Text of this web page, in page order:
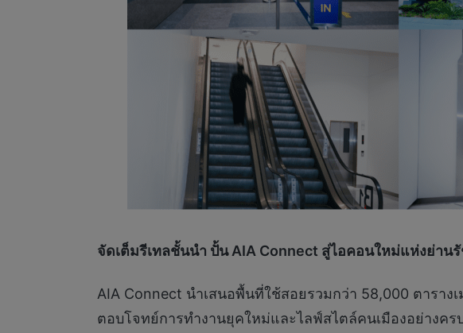
จัดเต็มรีเทลชั้นนำ ปั้นAIA Connect สู่ไอคอนใหม่แห่งย่าน
AIA Connect นำเสนอพื้นที่ใช้สอยรวมกว่า 58,000 ตาราง
ตอบโจทย์การทำงานยุคใหม่และไลฟ์สไตล์คนเมืองอย่างค